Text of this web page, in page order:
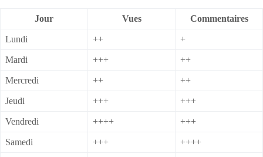
Jour Vues Commentaires
Lundi ++ +
Mardi +++ ++
Mercredi ++ ++
Jeudi +++ +++
Vendredi ++++ +++
Samedi +++ ++++